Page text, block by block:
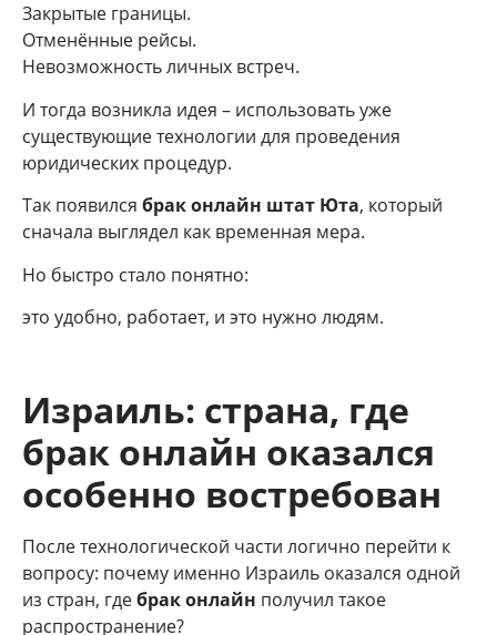
Закрытые границы.
Отменённые рейсы.
Невозможность личных встреч.
И тогда возникла идея – использовать уже
существующие технологии для проведения
юридических процедур.
Так появился брак онлайн штат Юта, который
сначала выглядел как временная мера.
Но быстро стало понятно:
это удобно, работает, и это нужно людям.
Израиль: страна, где
брак онлайн оказался
особенно востребован
После технологической части логично перейти к
вопросу: почему именно Израиль оказался одной
из стран, гдебрак онлайн получил такое
распространение?